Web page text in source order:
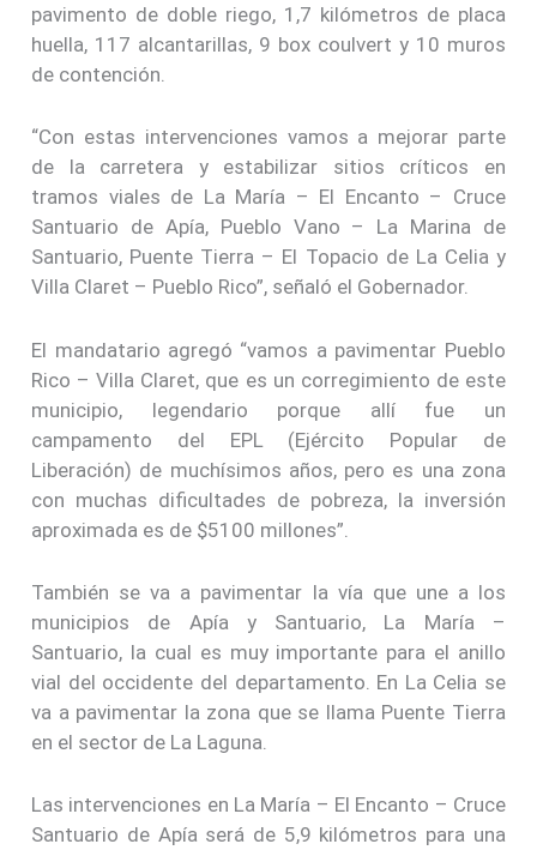
pavimento de doble riego, 1,7 kilómetros de placa
huella, 117 alcantarillas, 9 box coulvert y 10 muros
de contención.
“Con estas intervenciones vamos a mejorar parte
de la carretera y estabilizar sitios críticos en
tramos viales de La María – El Encanto – Cruce
Santuario de Apía, Pueblo Vano – La Marina de
Santuario, Puente Tierra – El Topacio de La Celia y
Villa Claret – Pueblo Rico”, señaló el Gobernador.
El mandatario agregó “vamos a pavimentar Pueblo
Rico – Villa Claret, que es un corregimiento de este
municipio, legendario porque allí fue un
campamento del EPL (Ejército Popular de
Liberación) de muchísimos años, pero es una zona
con muchas dificultades de pobreza, la inversión
aproximada es de $5100 millones”.
También se va a pavimentar la vía que une a los
municipios de Apía y Santuario, La María –
Santuario, la cual es muy importante para el anillo
vial del occidente del departamento. En La Celia se
va a pavimentar la zona que se llama Puente Tierra
en el sector de La Laguna.
Las intervenciones en La María – El Encanto – Cruce
Santuario de Apía será de 5,9 kilómetros para una